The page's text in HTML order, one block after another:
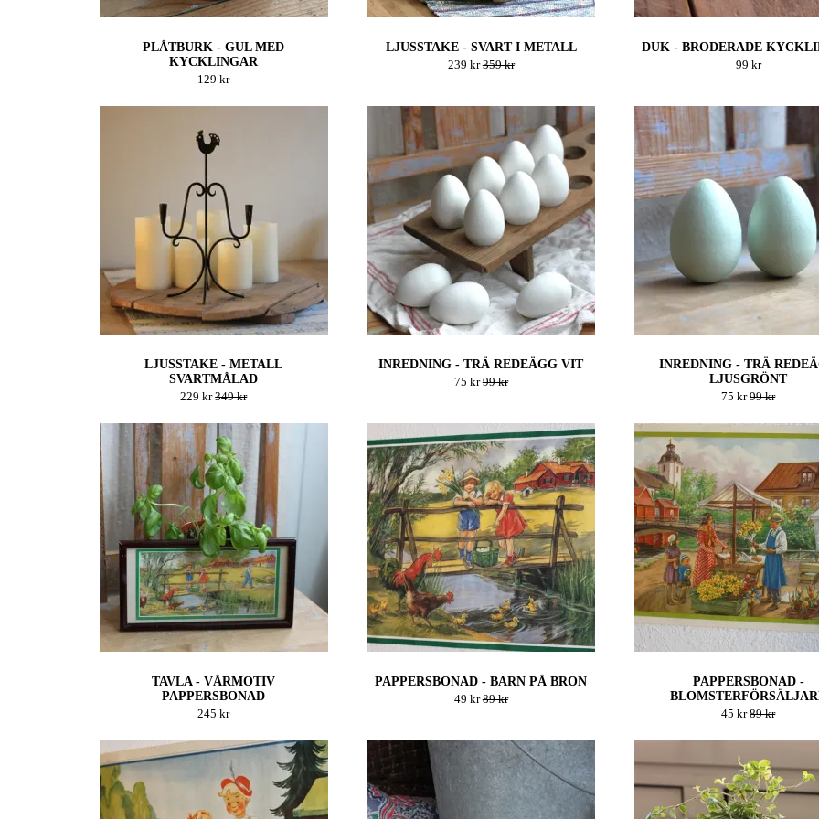
PLÅTBURK - GUL MED
KYCKLINGAR
129 kr
LJUSSTAKE - SVART I METALL
239 kr359 kr
DUK - BRODERADE
99 kr
LJUSSTAKE - METALL
SVARTMÅLAD
229 kr349 kr
INREDNING - TRÄ REDEÄGG VIT
75 kr99 kr
INREDNING - TRÄ
LJUSGRÖNT
75 kr99 kr
TAVLA - VÅRMOTIV
PAPPERSBONAD
245 kr
PAPPERSBONAD - BARN PÅ BRON
49 kr89 kr
PAPPERSBONAD -
45 kr89 kr